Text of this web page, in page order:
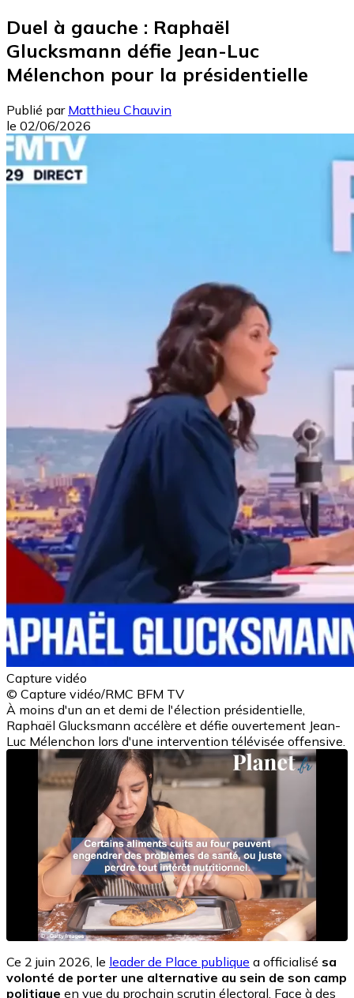
Duel à gauche : Raphaël
Glucksmann défie Jean-Luc
Mélenchon pour la présidentielle
Publié par Matthieu Chauvin
le 02/06/2026
Capture vidéo
© Capture vidéo/RMC BFM TV
À moins d'un an et demi de l'élection présidentielle,
Raphaël Glucksmann accélère et défie ouvertement Jean-
Luc Mélenchon lors d'une intervention télévisée offensive.
Ce 2 juin 2026, le leader de Place publique a officialisé sa
volonté de porter une alternative au sein de son camp
politique en vue du prochain scrutin électoral. Face à des